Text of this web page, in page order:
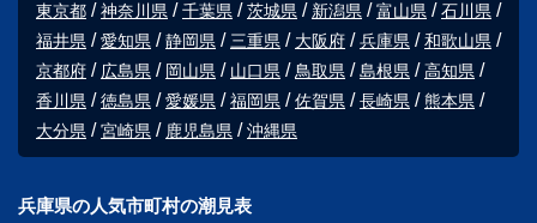
東京都
神奈川県 千葉県 茨城県 新潟県 富山県
石川県
福井県
愛知県 静岡県 三重県 大阪府 兵庫県
和歌山県
京都府
広島県 岡山県 山口県 鳥取県 島根県
高知県
香川県
徳島県 愛媛県 福岡県 佐賀県 長崎県
熊本県
大分県
宮崎県 鹿児島県 沖縄県
兵庫県の人気市町村の潮見表